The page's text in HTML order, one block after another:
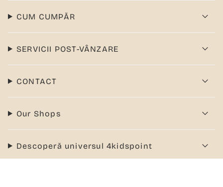
CUM CUMPĂR
SERVICII POST-VÂNZARE
CONTACT
Our Shops
Descoperă universul 4kidspoint